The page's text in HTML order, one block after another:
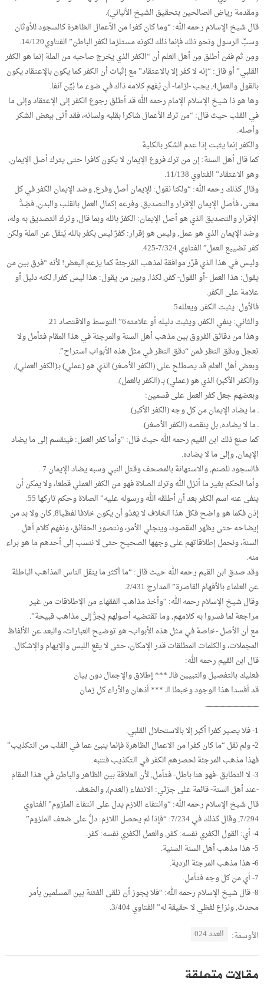
ومقدمة رياض الصالحين بتحقيق الشيخ الألباني).
قال شيخ الإسلام رحمه الله: “وما كان كفرا من الأعمال الظاهرة كالسجود للأوثان
وسبِّ الرسول ونحو ذلك فإنما ذلك لكونه مستلزما لكفر الباطن” الفتاوي14/120.
ومِن ثم فمَن أطلق مِن أهل العلم أن “الكفر الذي يخرج صاحبه من الملة إنما هو الكفر
القلبي” أو قال: “إنه لا كفر إلا بالاعتقاد” مع إثبات أن الكفر كما يكون بالإعتقاد يكون
بالقول والعمل4, يجب -لزاما- أن يُفهم كلامه ذاك في ضوء ما بُيِّن آنفا.
وها هو ذا شيخ الإسلام الإمام رحمه الله قد أطلق رجوع الكفر إلى الإعتقاد وإلى ما
في القلب حيث قال: “من ترك الأعمال شاكرا بقلبه ولسانه، فقد أتى ببعض الشكر
وأصله.
والكفر إنما يثبت إذا عدم الشكر بالكلية.
كما قال أهل السنة: إن من ترك فروع الإيمان لا يكون كافرا حتى يترك أصل الإيمان,
وهو الاعتقاد” الفتاوي 11/138.
وقال كذلك رحمه الله: “ولكنا نقول: للإيمان أصل وفرع, وضد الإيمان الكفر في كل
معنى، فأصل الإيمان الإقرار والتصديق, وفرعه إكمال العمل بالقلب والبدن, فضِدُّ
الإقرار والتصديق الذي هو أصل الإيمان: الكفرُ بالله وبما قال, وترك التصديق به وله،
وضد الإيمان الذي هو عمل, وليس هو إقرار: كفرٌ ليس بكفر بالله يُنقل عن الملة ولكن
كفر تضييع العمل” الفتاوي 7/324-425.
وليس في هذا الذي قرِّر موافقة لمذهب المُرجئة كما يزعم البعض! لأنه “فرق بين من
يقول: هذا العمل -أو القول- كفر, لكذا, وبين من يقول: هذا ليس كفرا, لكنه دليل أو
علامة على الكفر.
فالأول: يثبت الكفر, ويعلله5.
والثاني: ينفي الكفر, ويثبت دليله أو علامته6” التوسط والاقتصاد 21.
وهذا من دقائق الفروق بين مذهب أهل السنة والمرجئة في هذا المقام فتأمل ولا
تعجل ودقق النظر فمن “دقق النظر في مثل هذه الأبواب استراح”.
وبعض أهل العلم قد يصطلح على (الكفر الأصغر) الذي هو (عملي) بـ(الكفر العملي),
و(الكفر الأكبر) الذي هو (عملي) بـ (الكفر بالعمل).
وبعضهم جعل كفر العمل على قسمين:
ـ ما يضاد الإيمان من كل وجه (الكفر الأكبر).
ـ ما لا يضاده, بل ينقصه (الكفر الأصغر).
كما صنع ذلك ابن القيم رحمه الله حيث قال: “وأما كفر العمل: فينقسم إلى ما يضاد
الإيمان, وإلى ما لا يضاده.
فالسجود للصنم, والاستهانة بالمصحف وقتل النبي وسبه يضاد الإيمان 7 .
وأما الحكم بغير ما أنزل الله وترك الصلاة فهو من الكفر العملي قطعا، ولا يمكن أن
ينفى عنه اسم الكفر بعد أن أطلقه الله ورسوله عليه” الصلاة وحكم تاركها 55.
إذن فكما هو واضح فكل هذا الخلاف لا يَعْدُو أن يكون خلافا لفظيا8, كان ولا بد من
إيضاحه حتى يظهر المقصود، وينجلي الأمر، ونتصور الحقائق، ونفهم كلام أهل
السنة، ونحمل إطلاقاتهم على وجهها الصحيح حتى لا ننسب إلى أحدهم ما هو براء
منه.
وقد صدق ابن القيم رحمه الله حيث قال: “ما أكثر ما ينقل الناس المذاهب الباطلة
عن العلماء بالأفهام القاصرة” المدارج 2/431.
وقال شيخ الإسلام رحمه الله: “وأخذ مذاهب الفقهاء من الإطلاقات من غير
مراجعة لما فسروا به كلامهم, وما تقتضيه أصولهم يَجرُّ إلى مذاهب قبيحة”.
مع أن الأصل -خاصة في مثل هذه الأبواب- هو توضيح العبارات، والبعد عن الألفاظ
المجملات، والكلمات المطلقات قدر الإمكان، حتى لا يقع اللبس والإيهام والإشكال.
قال ابن القيم رحمه الله:
فعليك بالتفصيل والتبيين فالـ *** إطلاق والإجمال دون بيان
قد أفسدا هذا الوجود وخبطا الـ *** أذهان والأراء كل زمان
ـــــــــــــــــــــــــــــــــــــــــــــ
1- فلا يصير كفرا أكبر إلا بالاستحلال القلبي.
2- ولم نقل “ما كان كفرا من الاعمال الظاهرة فإنما ينبئ عما في القلب من التكذيب”
فهذا مذهب المرجئة لحصرهم الكفر في التكذيب فتنبه.
3- لا التطابق -فهو هنا باطل- فتأمل, لأن العلاقة بين الظاهر والباطن في هذا المقام
-عند أهل السنة- قائمة على جزئي: الانتفاء (العدم), والضعف.
قال شيخ الإسلام رحمه الله: “وانتفاء اللازم يدل على انتفاء الملزوم” الفتاوي
7/294, وقال كذلك في 7/234: “فإذا لم يحصل اللازم: دلَّ على ضعف الملزوم”.
4- أي: القول الكفري نفسه: كفر, والعمل الكفري نفسه: كفر.
5- هذا مذهب أهل السنة السنية.
6- هذا مذهب المرجئة الردية.
7- أي من كل وجه فتأمل.
8- قال شيخ الإسلام رحمه الله: “فلا يجوز أن تلقى الفتنة بين المسلمين بأمر
محدث, ونزاع لفظي لا حقيقة له” الفتاوي 3/404.
الأوسمة: العدد 024
مقالات متعلقة